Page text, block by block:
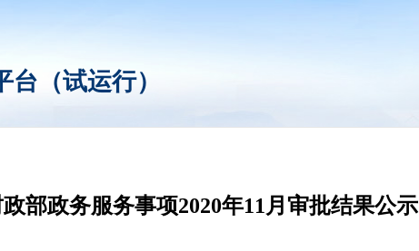
（试运行）
政部政务服务事项2020年11月审批结果公示